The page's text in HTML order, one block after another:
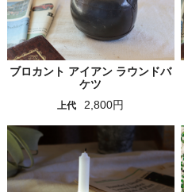
ブロカント アイアン ラウンドバ
ケツ
上代 2,800円